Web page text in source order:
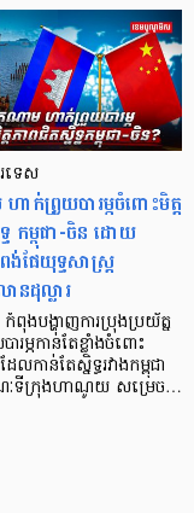
ទេស
ក់ព្រួយបារម្ភចំពោះមិត្ត
ធ កម្ពុជា-ចិន ដោយ
ផែយុទ្ធសាស្ត្រ
នដុល្លារ
ងបង្ហាញការប្រុងប្រយ័ត្ន
រម្ភកាន់តែខ្លាំងចំពោះ
លកាន់តែស្និទ្ធរវាងកម្ពុជា
ទីក្រុងហាណូយ សម្រេច…